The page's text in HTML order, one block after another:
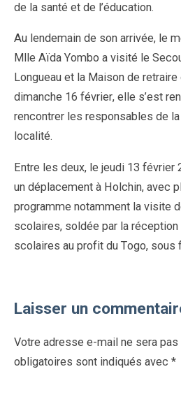
de la santé et de l’éducation.
Au lendemain de son arrivée, le
Mlle Aïda Yombo a visité le
Longueau et la Maison de
dimanche 16 février, elle s’est
rencontrer les responsables de
localité.
Entre les deux, le jeudi 13 février
un déplacement à Holchin, avec
programme notamment la visite
scolaires, soldée par la
scolaires au profit du Togo, sous
Laisser un
Votre adresse e-mail ne sera pas
obligatoires sont indiqués avec *